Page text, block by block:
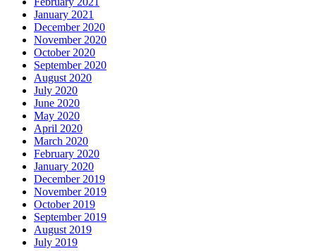
January 2021
December 2020
November 2020
October 2020
September 2020
August 2020
July 2020
June 2020
May 2020
April 2020
March 2020
February 2020
January 2020
December 2019
November 2019
October 2019
September 2019
August 2019
July 2019